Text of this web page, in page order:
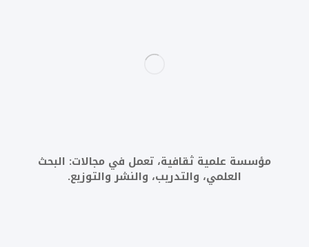
مؤسسة علمية ثقافية، تعمل في مجالات: البحث
العلمي، والتدريب، والنشر والتوزيع.